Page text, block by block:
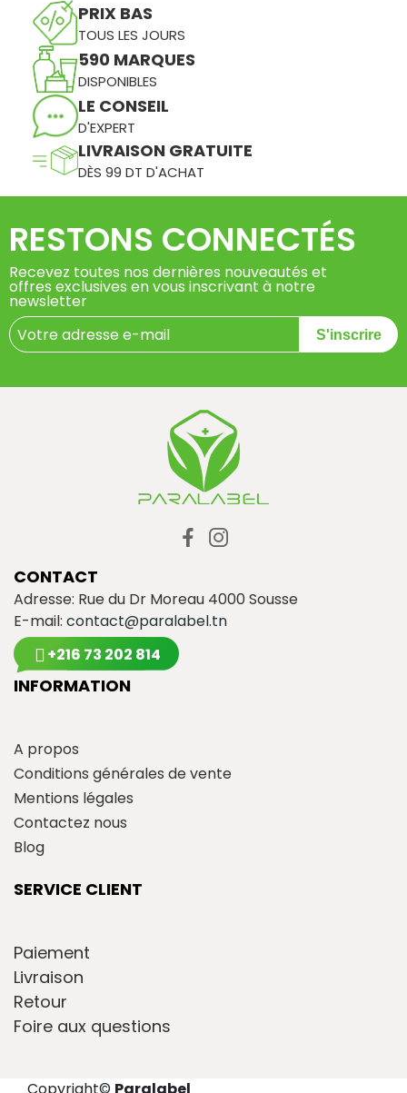
PRIX BAS
TOUS LES JOURS
590 MARQUES
DISPONIBLES
LE CONSEIL
D'EXPERT
LIVRAISON GRATUITE
DÈS 99 DT D'ACHAT
RESTONS CONNECTÉS
Recevez toutes nos dernières nouveautés et
offres exclusives en vous inscrivant à notre
newsletter
S'inscrire
CONTACT
Adresse: Rue du Dr Moreau 4000 Sousse
E-mail: contact@paralabel.tn
+216 73 202 814
INFORMATION
A propos
Conditions générales de vente
Mentions légales
Contactez nous
Blog
SERVICE CLIENT
Paiement
Livraison
Retour
Foire aux questions